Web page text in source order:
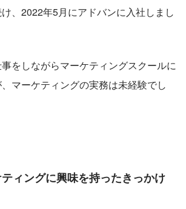
、2022年5月にアドバンに入社しまし
をしながらマーケティングスクールに
マーケティングの実務は未経験でし
ィングに興味を持ったきっかけ